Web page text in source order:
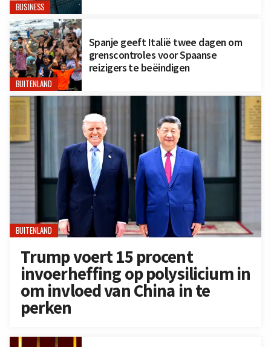
BUSINESS
BUITENLAND
Spanje geeft Italië twee dagen om
grenscontroles voor Spaanse
reizigers te beëindigen
BUITENLAND
Trump voert 15 procent
invoerheffing op polysilicium in
om invloed van China in te
perken